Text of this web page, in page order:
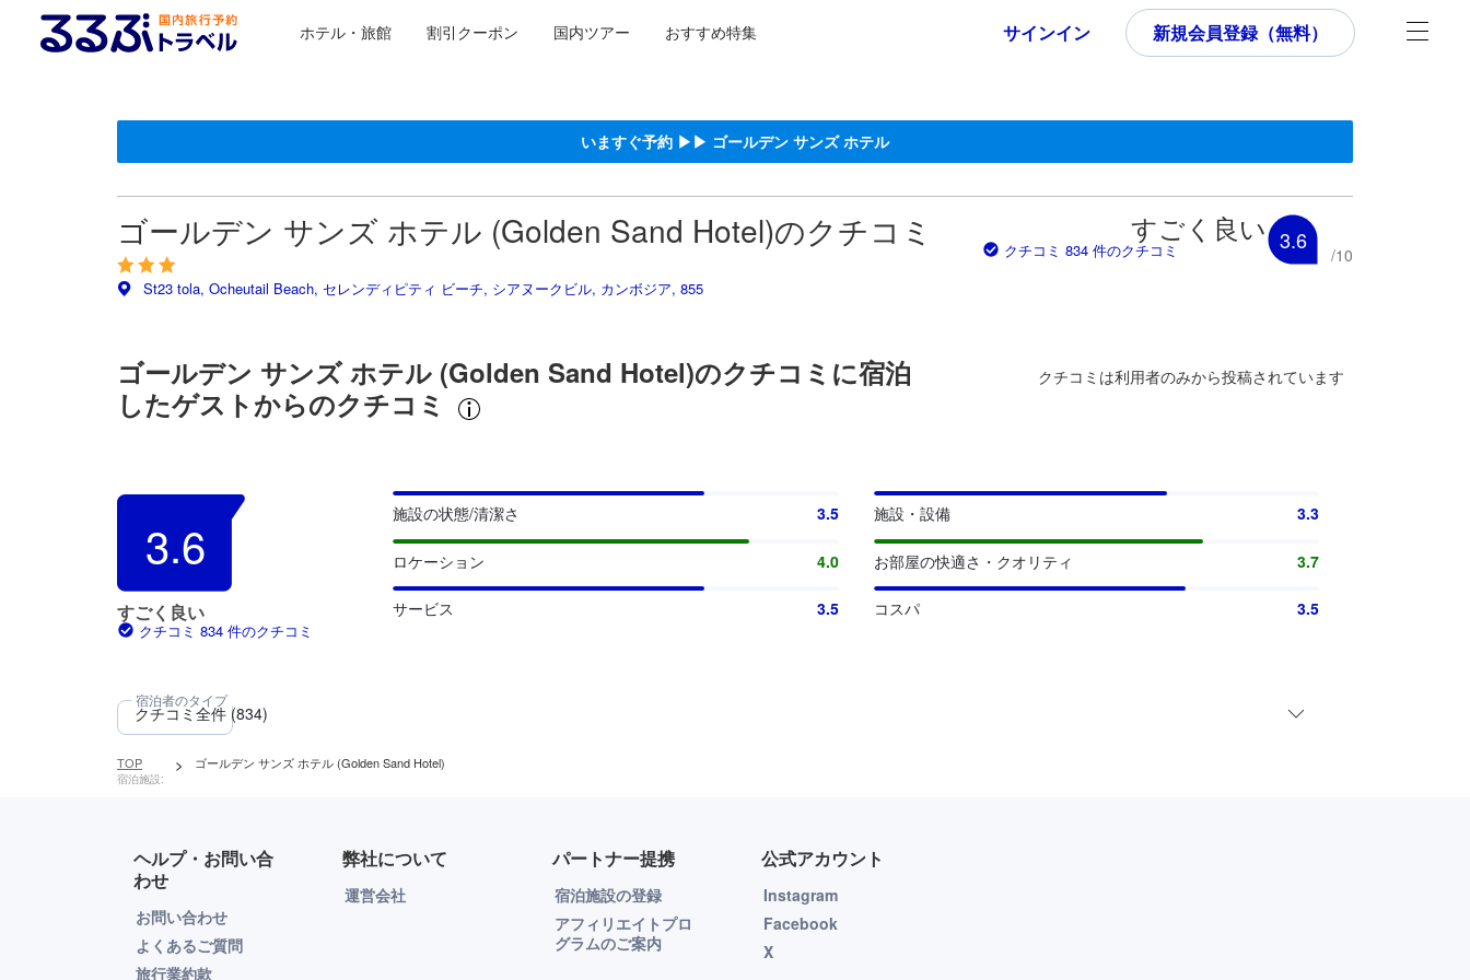
ホテル・旅館 割引クーポン 国内ツアー おすすめ特集 サインイン 新規会員登録（無料）
いますぐ予約 ▶▶ ゴールデン サンズ ホテル
ゴールデン サンズ ホテル (Golden Sand Hotel)のクチコミ
St23 tola, Ocheutail Beach, セレンディピティ ビーチ, シアヌークビル, カンボジア, 855
すごく良い
クチコミ 834 件のクチコミ 3.6
/10
ゴールデン サンズ ホテル (Golden Sand Hotel)のクチコミに宿泊
したゲストからのクチコミ
クチコミは利用者のみから投稿されています
3.6
すごく良い
クチコミ 834 件のクチコミ
施設の状態/清潔さ 3.5 施設・設備 3.3
ロケーション 4.0 お部屋の快適さ・クオリティ 3.7
サービス 3.5 コスパ 3.5
TOP
宿泊施設:
> ゴールデン サンズ ホテル (Golden Sand Hotel)
ヘルプ・お問い合
わせ
お問い合わせ
よくあるご質問
旅行業約款
弊社について
運営会社
パートナー提携
宿泊施設の登録
アフィリエイトプロ
グラムのご案内
公式アカウント
Instagram
Facebook
X